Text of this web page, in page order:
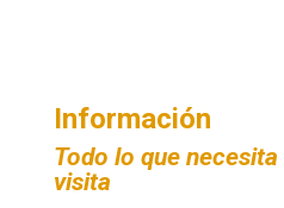
Información
Todo lo que
visita